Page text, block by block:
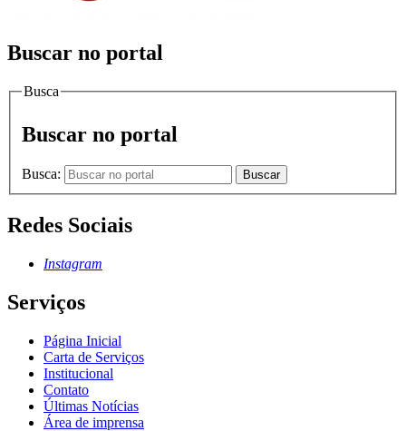
Buscar no portal
Busca
Buscar no portal
Busca: Buscar
Redes Sociais
Instagram
Serviços
Página Inicial
Carta de Serviços
Institucional
Contato
Últimas Notícias
Área de imprensa